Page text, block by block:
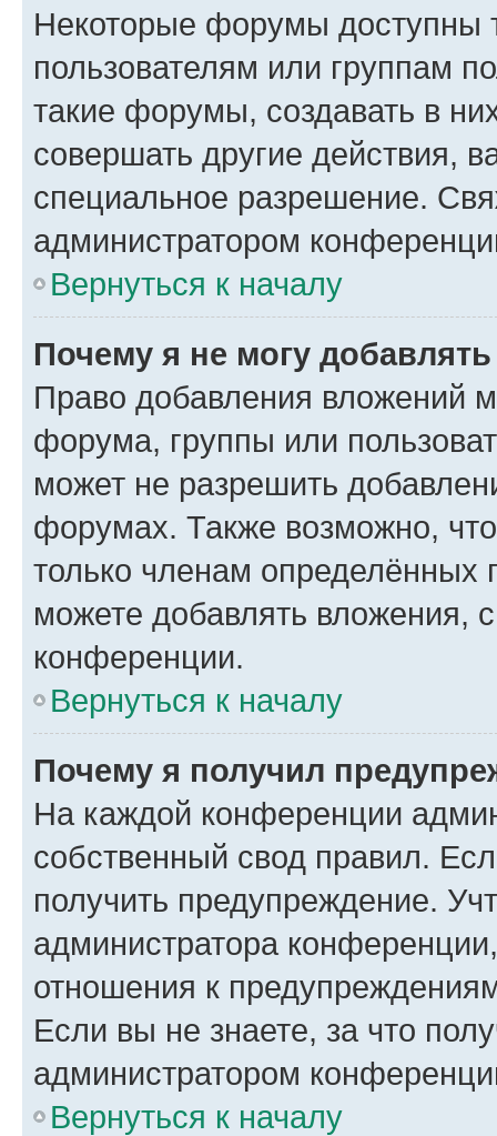
Некоторые форумы доступны
пользователям или группам
такие форумы, создавать в
совершать другие действия,
специальное разрешение.
администратором
Вернуться к началу
Почему я не могу
Право добавления вложений
форума, группы или
может не разрешить
форумах. Также возможно,
только членам определённых
можете добавлять вложения,
конференции.
Вернуться к началу
Почему я получил
На каждой конференции
собственный свод правил.
получить предупреждение.
администратора
отношения к
Если вы не знаете, за что
администратором
Вернуться к началу